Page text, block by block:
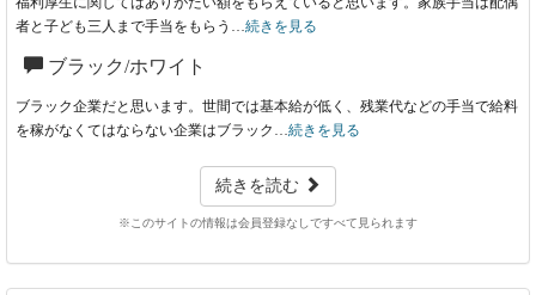
者と子ども三人まで手当をもらう… 続きを見る
ブラック/ホワイト
ブラック企業だと思います。世間では基本給が低く、残業代などの手当で給料
を稼がなくてはならない企業はブラック… 続きを見る
続きを読む
※このサイトの情報は会員登録なしですべて見られます